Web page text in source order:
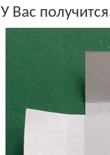
У Вас